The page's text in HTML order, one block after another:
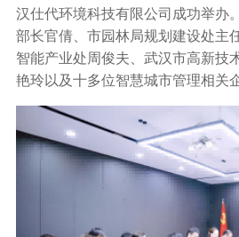
汉仕代环境科技有限公司成功举办
部长官倩、市园林局规划建设处主
智能产业处周俊夫、武汉市高新技
艳玲以及十多位智慧城市管理相关